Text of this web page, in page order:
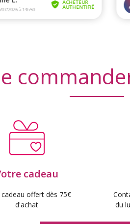
cadeau
offert dès 75€
d'achat
du